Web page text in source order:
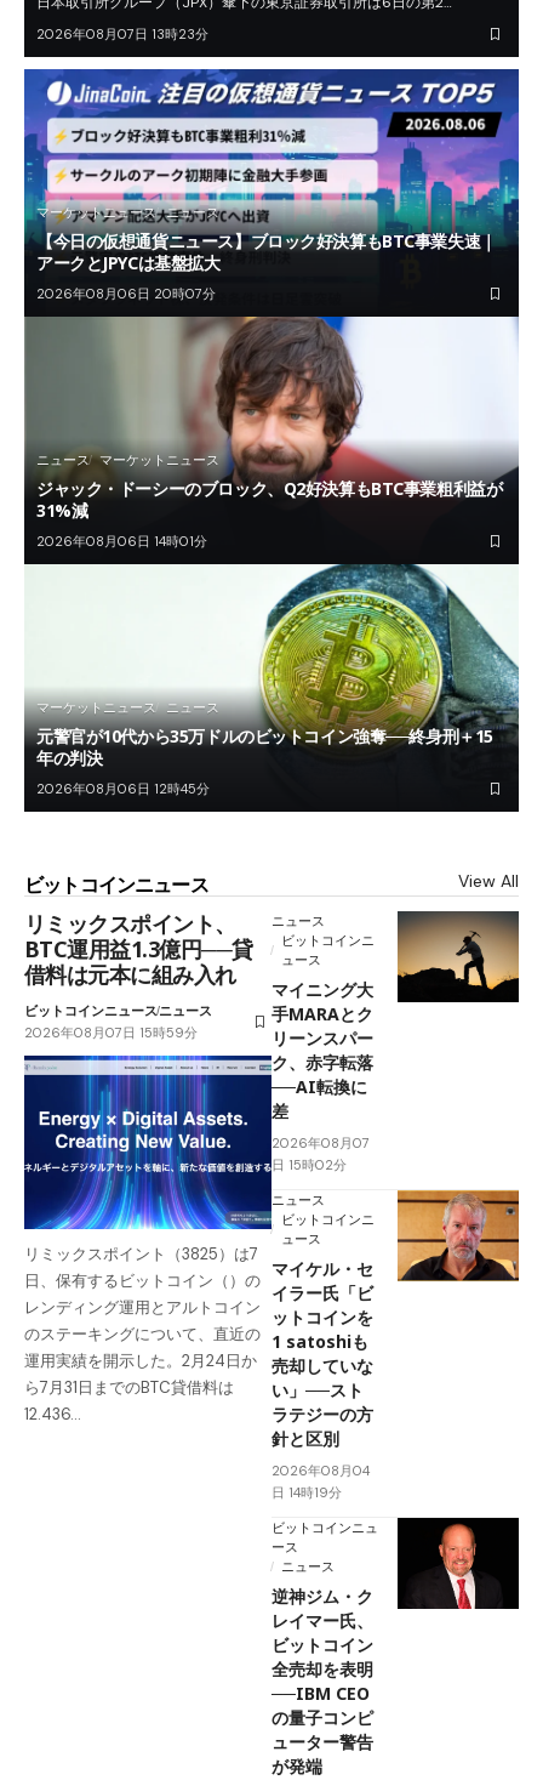
2026年08月07日 13時23分
マーケットニュース ニュース
【今日の仮想通貨ニュース】ブロック好決算もBTC事業失速｜
アークとJPYCは基盤拡大
2026年08月06日 20時07分
ニュース マーケットニュース
ジャック・ドーシーのブロック、Q2好決算もBTC事業粗利益が
31%減
2026年08月06日 14時01分
マーケットニュース ニュース
元警官が10代から35万ドルのビットコイン強奪──終身刑＋15
年の判決
2026年08月06日 12時45分
ビットコインニュース View All
リミックスポイント、
BTC運用益1.3億円──貸
借料は元本に組み入れ
ビットコインニュースニュース
2026年08月07日 15時59分
リミックスポイント（3825）は7
日、保有するビットコイン（）の
レンディング運用とアルトコイン
のステーキングについて、直近の
運用実績を開示した。2月24日か
ら7月31日までのBTC貸借料は
12.436…
ニュース
ビットコインニ
ュース
マイニング大
手MARAとク
リーンスパー
ク、赤字転落
──AI転換に
差
2026年08月07
日 15時02分
ニュース
ビットコインニ
ュース
マイケル・セ
イラー氏「ビ
ットコインを
1 satoshiも
売却していな
い」──スト
ラテジーの方
針と区別
2026年08月04
日 14時19分
ビットコインニュ
ース
ニュース
逆神ジム・ク
レイマー氏、
ビットコイン
全売却を表明
──IBM CEO
の量子コンピ
ューター警告
が発端